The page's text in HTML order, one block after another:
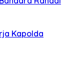
Kapolda